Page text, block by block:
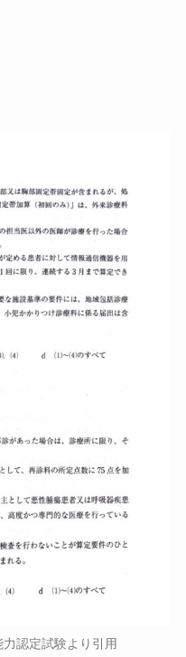
認定試験より引用